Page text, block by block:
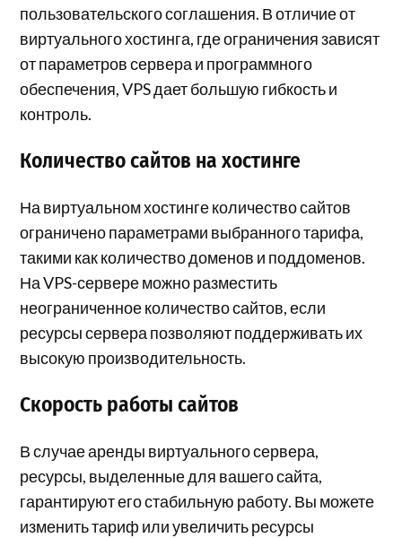
пользовательского соглашения. В отличие от
виртуального хостинга, где ограничения зависят
от параметров сервера и программного
обеспечения, VPS дает большую гибкость и
контроль.
Количество сайтов на хостинге
На виртуальном хостинге количество сайтов
ограничено параметрами выбранного тарифа,
такими как количество доменов и поддоменов.
На VPS-сервере можно разместить
неограниченное количество сайтов, если
ресурсы сервера позволяют поддерживать их
высокую производительность.
Скорость работы сайтов
В случае аренды виртуального сервера,
ресурсы, выделенные для вашего сайта,
гарантируют его стабильную работу. Вы можете
изменить тариф или увеличить ресурсы